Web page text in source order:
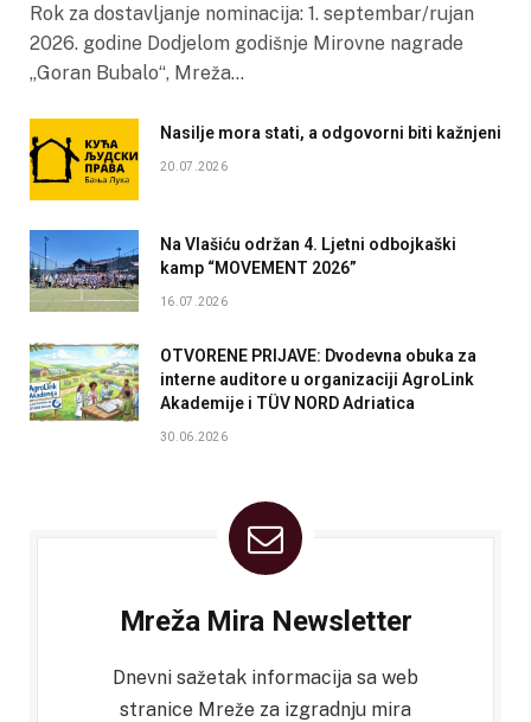
Rok za dostavljanje nominacija: 1. septembar/rujan
2026. godine Dodjelom godišnje Mirovne nagrade
„Goran Bubalo“, Mreža…
Nasilje mora stati, a odgovorni biti kažnjeni
20.07.2026
Na Vlašiću održan 4. Ljetni odbojkaški
kamp “MOVEMENT 2026”
16.07.2026
OTVORENE PRIJAVE: Dvodevna obuka za
interne auditore u organizaciji AgroLink
Akademije i TÜV NORD Adriatica
30.06.2026
Mreža Mira Newsletter
Dnevni sažetak informacija sa web
stranice Mreže za izgradnju mira